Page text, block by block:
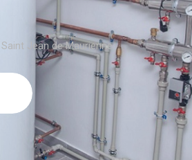
Jean de Maurienne